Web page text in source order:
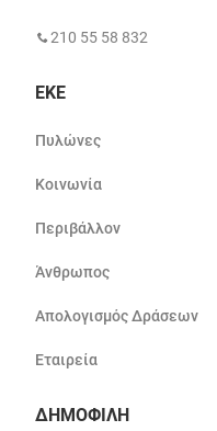
210 55 58 832
ΕΚΕ
Πυλώνες
Κοινωνία
Περιβάλλον
Άνθρωπος
Απολογισμός Δράσεων
Εταιρεία
ΔΗΜΟΦΙΛΗ